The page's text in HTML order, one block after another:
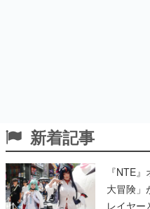
新着記事
『NTE
大冒険
レイヤー